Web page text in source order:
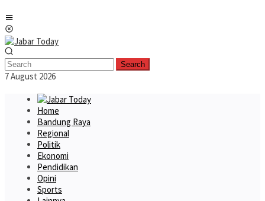
to
content
Search
7 August 2026
Home
Bandung Raya
Regional
Politik
Ekonomi
Pendidikan
Opini
Sports